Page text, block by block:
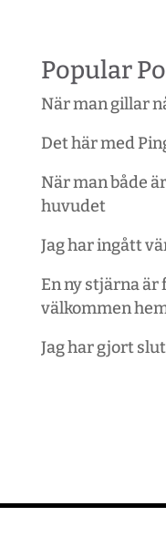
Popular
När man gillar
Det här med
När man både
huvudet
Jag har ingått
En ny stjärna är
välkommen
Jag har gjort